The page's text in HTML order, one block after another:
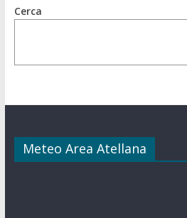
Cerca
Meteo Area Atellana